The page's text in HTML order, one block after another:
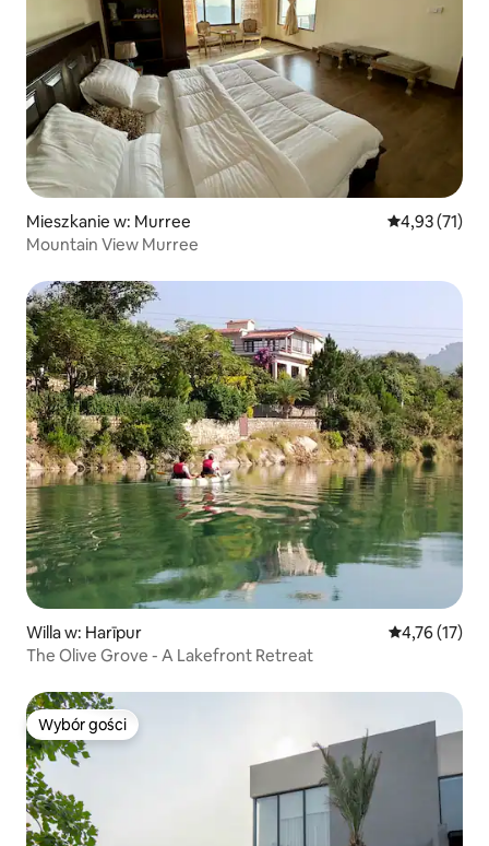
Mieszkanie w: Murree Średnia
4,93 (71)
Mountain View Murree
Willa w: Harīpur Średnia
4,76 (17)
The Olive Grove - A Lakefront Retreat
Wybór gości
Wybór gości